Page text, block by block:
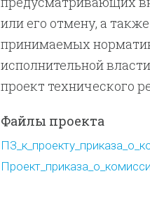
или его отмену, а
принимаемых
исполнительной
проект технического
Файлы проекта